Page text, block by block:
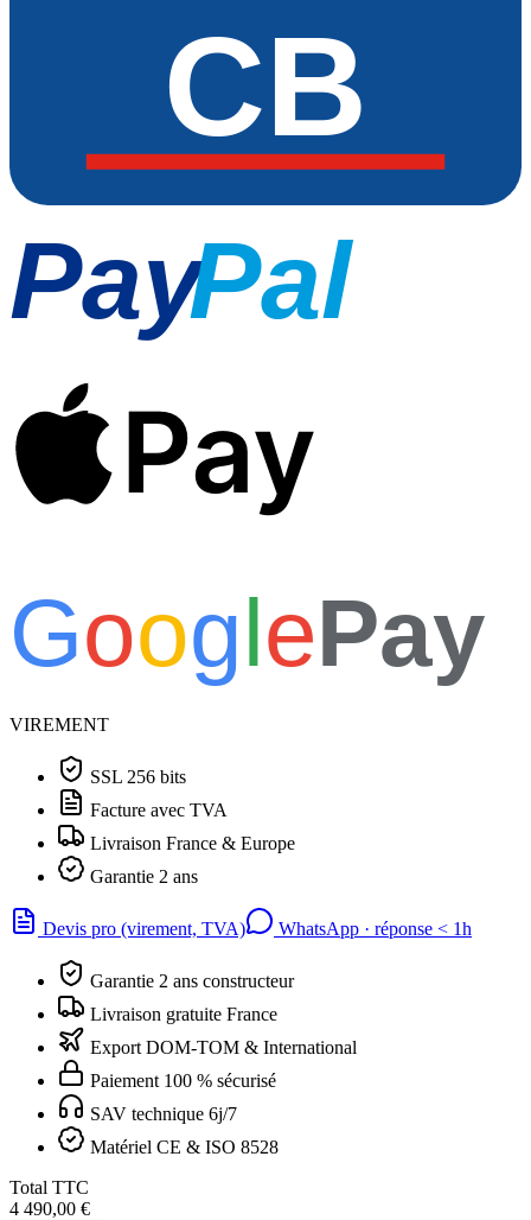
CB
PayPal
Pay
GooglePay
VIREMENT
SSL 256 bits
Facture avec TVA
Livraison France & Europe
Garantie 2 ans
Devis pro (virement, TVA) WhatsApp · réponse < 1h
Garantie 2 ans constructeur
Livraison gratuite France
Export DOM-TOM & International
Paiement 100 % sécurisé
SAV technique 6j/7
Matériel CE & ISO 8528
Total TTC
4 490,00 €